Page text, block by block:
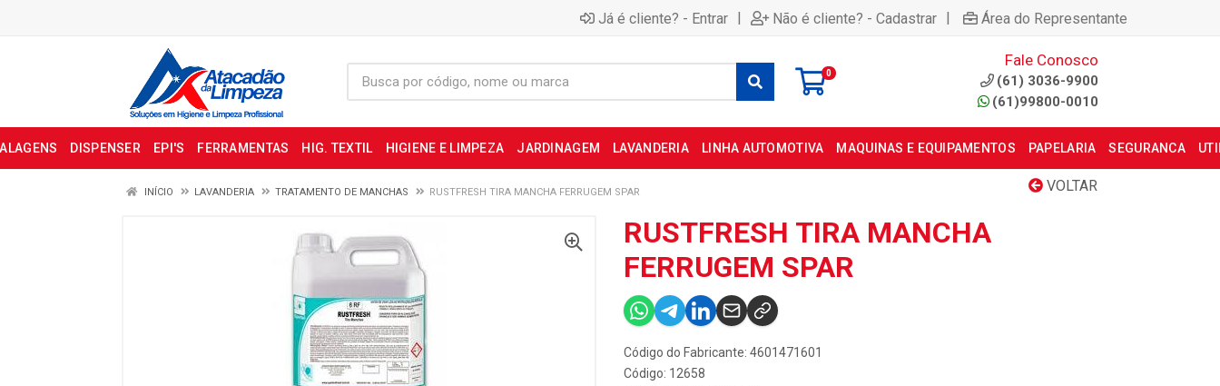
Já é cliente? - Entrar | Não é cliente? - Cadastrar | Área do Representante
0
Fale Conosco
(61) 3036-9900
(61)99800-0010
DISPENSER EPI'S FERRAMENTAS HIG. TEXTIL HIGIENE E LIMPEZA JARDINAGEM LAVANDERIA LINHA AUTOMOTIVA MAQUINAS E EQUIPAMENTOS PAPELARIA SEGURANCA
VOLTAR
INÍCIO LAVANDERIA TRATAMENTO DE MANCHAS RUSTFRESH TIRA MANCHA FERRUGEM SPAR
RUSTFRESH TIRA MANCHA
FERRUGEM SPAR
Código do Fabricante: 4601471601
Código: 12658